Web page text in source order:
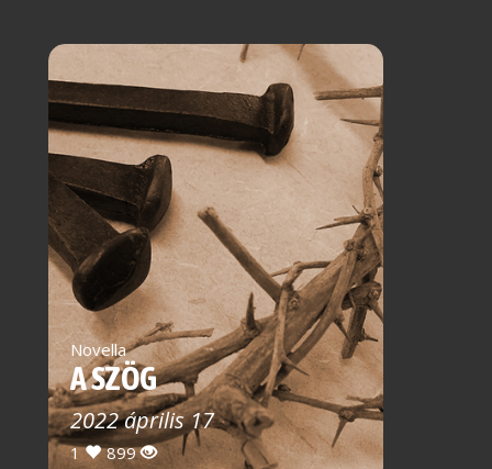
Novella
A SZÖG
2022 április 17
1 899